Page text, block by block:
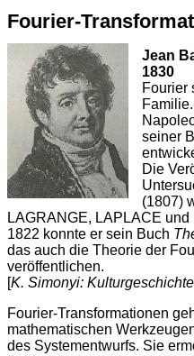
Fourier-
Jean
1830
Fourier
seiner
Die
(1807)
LAGRANGE, LAPLACE
1822 konnte er sein Buch
das auch die Theorie der
veröffentlichen.
[K. Simonyi:
Fourier-Transformationen
mathematischen
des Systementwurfs. Sie